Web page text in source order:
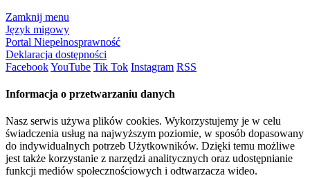
Zamknij menu
Język migowy
Portal Niepełnosprawność
Deklaracja dostępności
FacebookYouTube Tik Tok Instagram RSS
Informacja o przetwarzaniu danych
Nasz serwis używa plików cookies. Wykorzystujemy je w celu
świadczenia usług na najwyższym poziomie, w sposób dopasowany
do indywidualnych potrzeb Użytkowników. Dzięki temu możliwe
jest także korzystanie z narzędzi analitycznych oraz udostępnianie
funkcji mediów społecznościowych i odtwarzacza wideo.